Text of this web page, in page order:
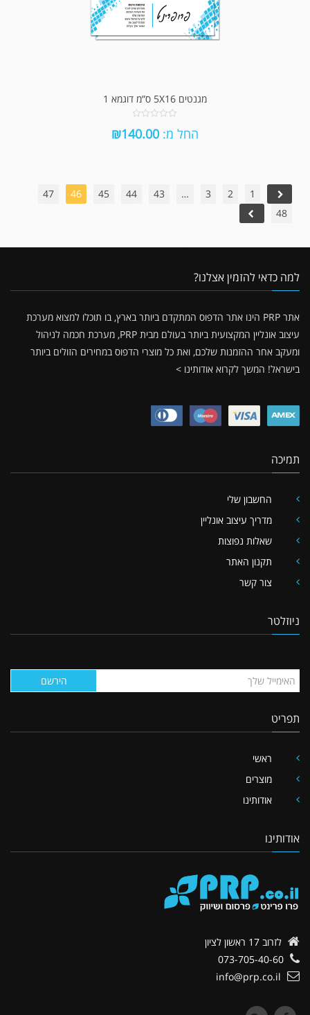
מגנטים 5X16 ס”מ דוגמא 1
out
החל מ: ₪140.00
1
2
3
…
43
44
45
46
47
48
למה כדאי להזמין אצלנו?
אתר PRP הינו אתר הדפוס המתקדם ביותר בארץ, בו תוכלו למצוא מערכת
עיצוב אונליין המקצועית ביותר בעולם מבית PRP, מערכת חכמה לניהול
ומעקב אחר ההזמנות שלכם, ואת כל מוצרי הדפוס במחירים הזולים ביותר
בישראל! המשך לקרוא אודותינו >
תמיכה
החשבון שלי
מדריך עיצוב אונליין
שאלות נפוצות
תקנון האתר
צור קשר
ניוזלטר
הירשם
תפריט
ראשי
מוצרים
אודותינו
אודותינו
לזרוב 17
ראשון לציון
073-705-40-60
info@prp.co.il